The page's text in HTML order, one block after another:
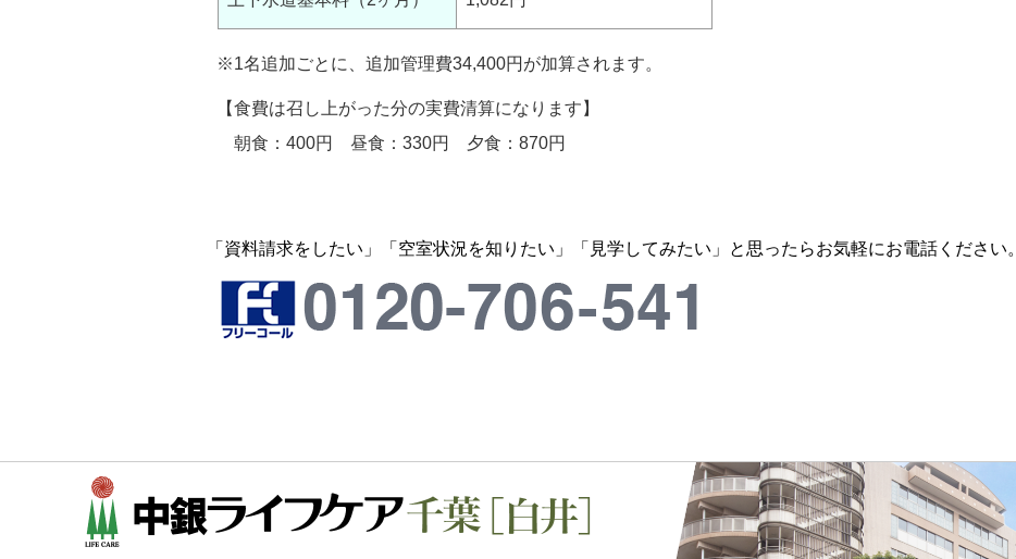
※1名追加ごとに、追加管理費34,400円が加算されます。
【食費は召し上がった分の実費清算になります】
朝食：400円 昼食：330円 夕食：870円
「資料請求をしたい」「空室状況を知りたい」「見学してみたい」と思ったらお気軽にお電話ください。